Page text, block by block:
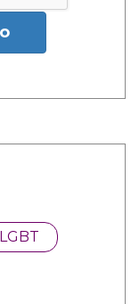
LGBT